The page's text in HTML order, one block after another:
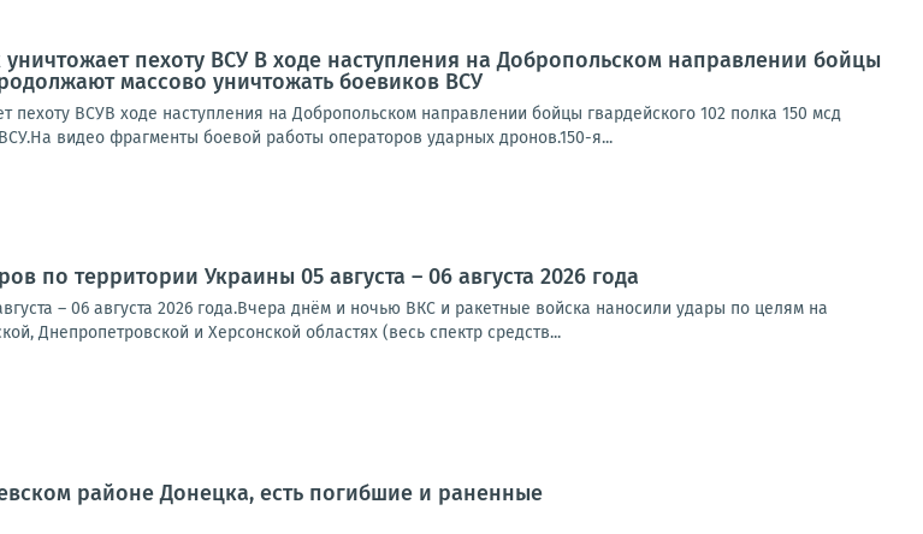
пехоту ВСУ В ходе наступления на Добропольском направлении бойцы
массово уничтожать боевиков ВСУ
пехоту ВСУВ ходе наступления на Добропольском направлении бойцы гвардейского 102 полка 150 мсд
видео фрагменты боевой работы операторов ударных дронов.150-я...
по территории Украины 05 августа – 06 августа 2026 года
– 06 августа 2026 года.Вчера днём и ночью ВКС и ракетные войска наносили удары по целям на
Днепропетровской и Херсонской областях (весь спектр средств...
районе Донецка, есть погибшие и раненные